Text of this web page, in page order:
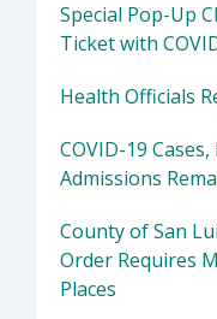
Special Pop-Up
Ticket with
Health Officials
COVID-19
Admissions
County of San
Order Requires
Places